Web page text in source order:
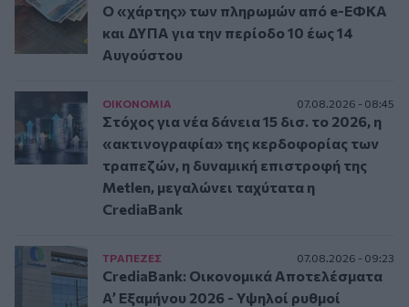
Ο «χάρτης» των πληρωμών από e-ΕΦΚΑ
και ΔΥΠΑ για την περίοδο 10 έως 14
Αυγούστου
ΟΙΚΟΝΟΜΙΑ 07.08.2026 - 08:45
Στόχος για νέα δάνεια 15 δισ. το 2026, η
«ακτινογραφία» της κερδοφορίας των
τραπεζών, η δυναμική επιστροφή της
Metlen, μεγαλώνει ταχύτατα η
CrediaBank
ΤΡAΠΕΖΕΣ 07.08.2026 - 09:23
CrediaBank: Οικονομικά Αποτελέσματα
A’ Εξαμήνου 2026 - Υψηλοί ρυθμοί